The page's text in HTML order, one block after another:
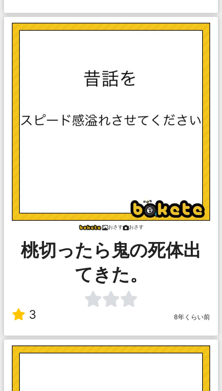
おさす おさす
桃切ったら鬼の死体出
てきた。
3 8年くらい前